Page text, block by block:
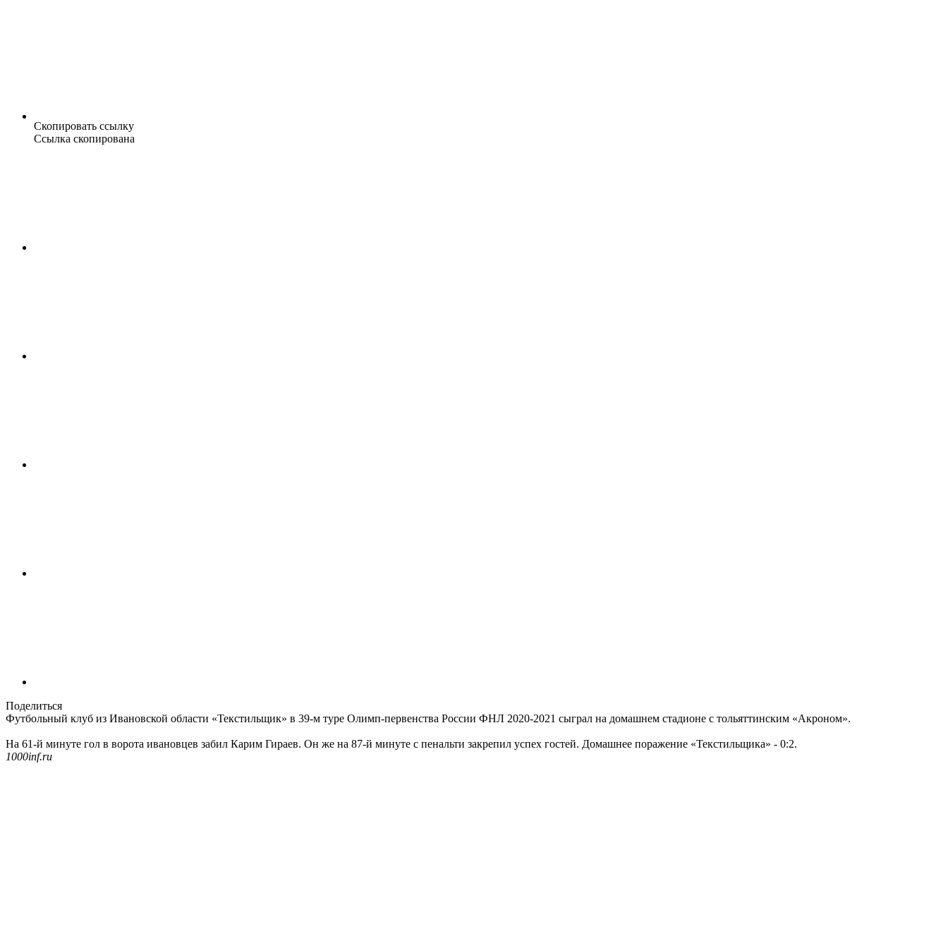
Скопировать ссылку
Ссылка скопирована
Поделиться
Футбольный клуб из Ивановской области «Текстильщик» в 39-м туре Олимп-первенства России ФНЛ 2020-2021 сыграл на домашнем стадионе с тольяттинским «Акроном».
На 61-й минуте гол в ворота ивановцев забил Карим Гираев. Он же на 87-й минуте с пенальти закрепил успех гостей. Домашнее поражение «Текстильщика» - 0:2.
1000inf.ru